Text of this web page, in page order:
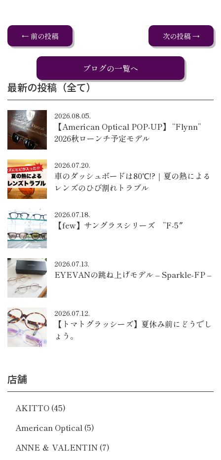
← 前の投稿 次の投稿 →
ブログの一覧へ
最新の投稿（全て）
2026.08.05.
【American Optical POP-UP】 “Flynn”
2026秋ローンチ予定モデル
2026.07.20.
車のダッシュボードは80℃!?｜夏の熱による
レンズのひび割れトラブル
2026.07.18.
【few】サングラスシリーズ ”F-5″
2026.07.13.
EYEVANの跳ね上げモデル – Sparkle-FP –
2026.07.12.
【トマトグラッシーズ】夏休み前にどうでし
ょう。
店舗
AKITTO (45)
American Optical (5)
ANNE ＆ VALENTIN (7)